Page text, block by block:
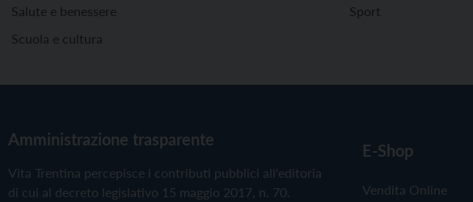
Salute e benessere
Scuola e cultura
Sport
Amministrazione trasparente
Vita Trentina percepisce i contributi pubblici all'editoria
di cui al decreto legislativo 15 maggio 2017, n. 70.
E-Shop
Vendita Online